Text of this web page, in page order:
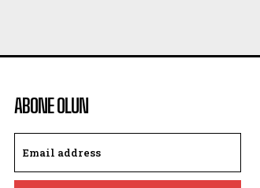
ABONE OLUN